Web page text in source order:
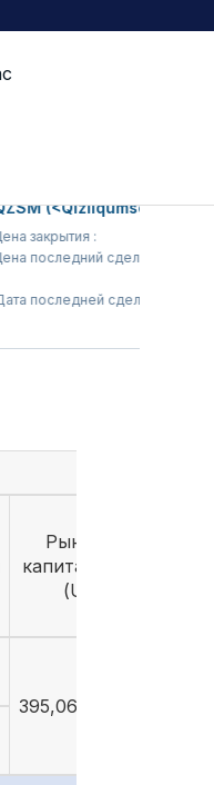
(<Qizilqumsement> AJ)
закрытия :
последний сделки
последней сделки
Рыночная
капитализация
(UZS)
395,064,207,812